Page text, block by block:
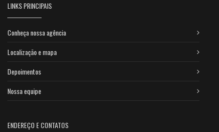
LINKS PRINCIPAIS
Conheça nossa agência
Localização e mapa
Depoimentos
Nossa equipe
ENDEREÇO E CONTATOS